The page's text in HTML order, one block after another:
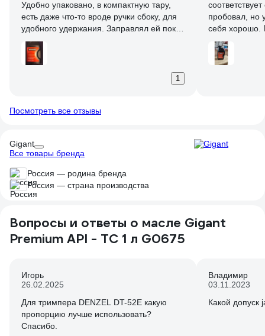
Удобно упаковано, в компактную тару,
есть даже что-то вроде ручки сбоку, для
удобного удержания. Заправлял ей пока
только бензопилу, работает хорошо,
проблем не возникло. Наверное
порекомендую к покупке, учитывая цену
1
пробовал, но
себя хорошо.
техники на
Посмотреть все отзывы
Gigant
Все товары бренда
Россия — родина бренда
Россия — страна производства
Вопросы и ответы о масле Gigant
Premium API - TC 1 л G0675
Игорь
26.02.2025
Для тримпера DENZEL DT-52E какую
пропорцию лучше использовать?
Спасибо.
Владимир
03.11.2023
Какой допуск